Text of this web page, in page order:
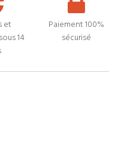
et
14
Paiement 100%
sécurisé